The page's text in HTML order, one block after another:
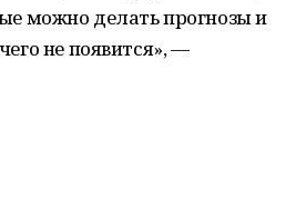
можно делать прогнозы и
не появится», —